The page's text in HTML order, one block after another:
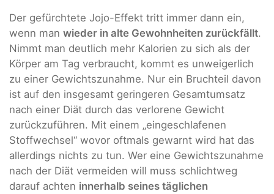
Der gefürchtete Jojo-Effekt tritt immer dann ein,
wenn man wieder in alte Gewohnheiten zurückfällt.
Nimmt man deutlich mehr Kalorien zu sich als der
Körper am Tag verbraucht, kommt es unweigerlich
zu einer Gewichtszunahme. Nur ein Bruchteil davon
ist auf den insgesamt geringeren Gesamtumsatz
nach einer Diät durch das verlorene Gewicht
zurückzuführen. Mit einem „eingeschlafenen
Stoffwechsel“ wovor oftmals gewarnt wird hat das
allerdings nichts zu tun. Wer eine Gewichtszunahme
nach der Diät vermeiden will muss schlichtweg
darauf achten innerhalb seines täglichen